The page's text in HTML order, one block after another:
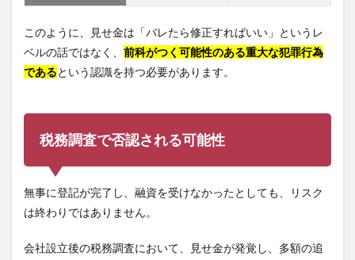
このように、見せ金は「バレたら修正すればいい」というレ
ベルの話ではなく、 前科がつく可能性のある重大な犯罪行為
であるという認識を持つ必要があります。
税務調査で否認される可能性
無事に登記が完了し、融資を受けなかったとしても、リスク
は終わりではありません。
会社設立後の税務調査において、見せ金が発覚し、多額の追